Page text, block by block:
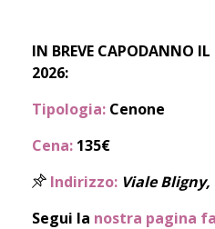
IN BREVE CAPODANNO
2026:
Tipologia: Cenone
Cena: 135€
Indirizzo: Viale
Segui la nostra pagina